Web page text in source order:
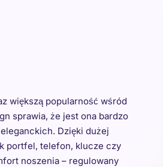
większą popularność wśród
sprawia, że jest ona bardzo
Dzięki dużej
portfel, telefon, klucze czy
noszenia – regulowany